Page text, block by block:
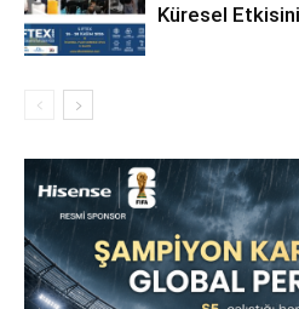
Küresel